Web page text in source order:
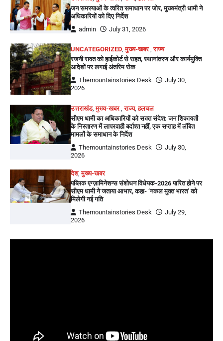
जन समस्याओं के त्वरित समाधान पर जोर, मुख्यमंत्री धामी ने
अधिकारियों को दिए निर्देश
admin
July 31, 2026
UNCATEGORIZED,मुख्य-खबर,राज्य
रजनी रावत को हाईकोर्ट से राहत, स्थानांतरण और कार्यमुक्ति
आदेशों पर लगाई अंतरिम रोक
Themountainstories Desk
July 30,
2026
उत्तराखंड,मुख्य-खबर ,राज्य,हलचल
सीएम धामी का अधिकारियों को सख्त संदेश: जन शिकायतों
के निस्तारण में लापरवाही बर्दाश्त नहीं, एक सप्ताह में लंबित
मामलों के समाधान के निर्देश
Themountainstories Desk
July 30,
2026
देश,मुख्य-खबर
पब्लिक एग्ज़ामिनेशन्स संशोधन विधेयक-2026 पारित होने पर
सीएम धामी ने जताया आभार, कहा- ‘नकल मुक्त भारत’ को
मिलेगी नई गति
Themountainstories Desk
July 29,
2026